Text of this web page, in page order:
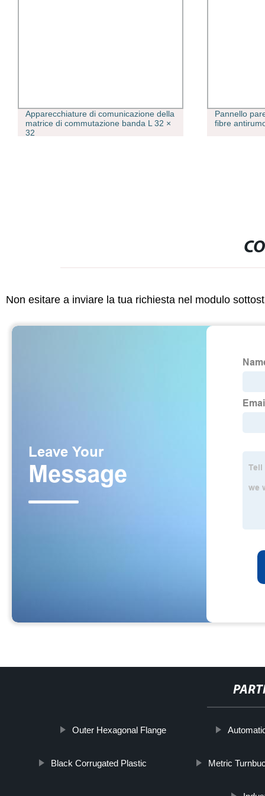
Apparecchiature di comunicazione della
matrice di commutazione banda L 32 ×
32
Pannello
fibre
Non esitare a inviare la tua richiesta nel modulo
Outer Hexagonal Flange
Black Corrugated Plastic Metric